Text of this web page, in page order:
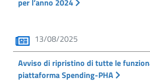
per l’anno 2024
13/08/2025
Avviso di ripristino di tutte le
piattaforma Spending-PHA